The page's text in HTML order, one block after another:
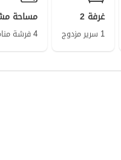
غرفة 2
1 سرير مزدوج
مساحة
4 فرشة منام على الأرض